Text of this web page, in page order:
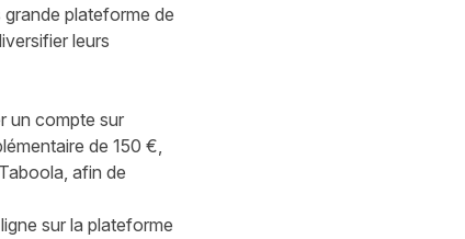
plateforme de
leurs
un compte sur
de 150 €,
afin de
sur la plateforme